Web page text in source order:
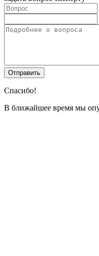
Спасибо!
В ближайшее время мы